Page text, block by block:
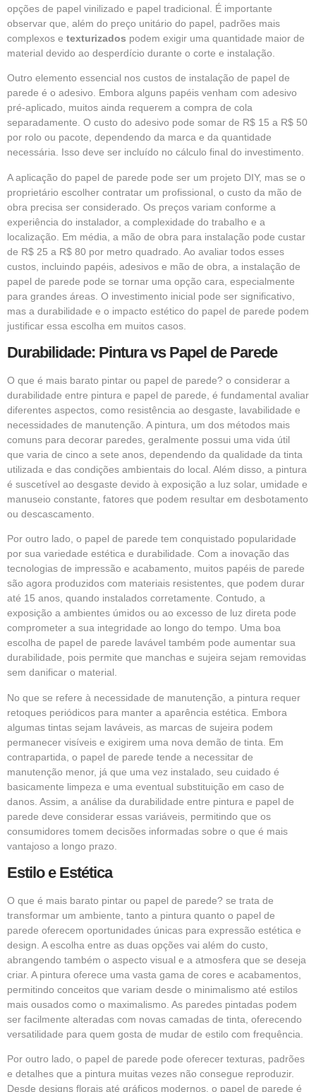
opções de papel vinilizado e papel tradicional. É importante
observar que, além do preço unitário do papel, padrões mais
complexos e texturizados podem exigir uma quantidade maior de
material devido ao desperdício durante o corte e instalação.
Outro elemento essencial nos custos de instalação de papel de
parede é o adesivo. Embora alguns papéis venham com adesivo
pré-aplicado, muitos ainda requerem a compra de cola
separadamente. O custo do adesivo pode somar de R$ 15 a R$ 50
por rolo ou pacote, dependendo da marca e da quantidade
necessária. Isso deve ser incluído no cálculo final do investimento.
A aplicação do papel de parede pode ser um projeto DIY, mas se o
proprietário escolher contratar um profissional, o custo da mão de
obra precisa ser considerado. Os preços variam conforme a
experiência do instalador, a complexidade do trabalho e a
localização. Em média, a mão de obra para instalação pode custar
de R$ 25 a R$ 80 por metro quadrado. Ao avaliar todos esses
custos, incluindo papéis, adesivos e mão de obra, a instalação de
papel de parede pode se tornar uma opção cara, especialmente
para grandes áreas. O investimento inicial pode ser significativo,
mas a durabilidade e o impacto estético do papel de parede podem
justificar essa escolha em muitos casos.
Durabilidade: Pintura vs Papel de Parede
O que é mais barato pintar ou papel de parede? o considerar a
durabilidade entre pintura e papel de parede, é fundamental avaliar
diferentes aspectos, como resistência ao desgaste, lavabilidade e
necessidades de manutenção. A pintura, um dos métodos mais
comuns para decorar paredes, geralmente possui uma vida útil
que varia de cinco a sete anos, dependendo da qualidade da tinta
utilizada e das condições ambientais do local. Além disso, a pintura
é suscetível ao desgaste devido à exposição a luz solar, umidade e
manuseio constante, fatores que podem resultar em desbotamento
ou descascamento.
Por outro lado, o papel de parede tem conquistado popularidade
por sua variedade estética e durabilidade. Com a inovação das
tecnologias de impressão e acabamento, muitos papéis de parede
são agora produzidos com materiais resistentes, que podem durar
até 15 anos, quando instalados corretamente. Contudo, a
exposição a ambientes úmidos ou ao excesso de luz direta pode
comprometer a sua integridade ao longo do tempo. Uma boa
escolha de papel de parede lavável também pode aumentar sua
durabilidade, pois permite que manchas e sujeira sejam removidas
sem danificar o material.
No que se refere à necessidade de manutenção, a pintura requer
retoques periódicos para manter a aparência estética. Embora
algumas tintas sejam laváveis, as marcas de sujeira podem
permanecer visíveis e exigirem uma nova demão de tinta. Em
contrapartida, o papel de parede tende a necessitar de
manutenção menor, já que uma vez instalado, seu cuidado é
basicamente limpeza e uma eventual substituição em caso de
danos. Assim, a análise da durabilidade entre pintura e papel de
parede deve considerar essas variáveis, permitindo que os
consumidores tomem decisões informadas sobre o que é mais
vantajoso a longo prazo.
Estilo e Estética
O que é mais barato pintar ou papel de parede? se trata de
transformar um ambiente, tanto a pintura quanto o papel de
parede oferecem oportunidades únicas para expressão estética e
design. A escolha entre as duas opções vai além do custo,
abrangendo também o aspecto visual e a atmosfera que se deseja
criar. A pintura oferece uma vasta gama de cores e acabamentos,
permitindo conceitos que variam desde o minimalismo até estilos
mais ousados como o maximalismo. As paredes pintadas podem
ser facilmente alteradas com novas camadas de tinta, oferecendo
versatilidade para quem gosta de mudar de estilo com frequência.
Por outro lado, o papel de parede pode oferecer texturas, padrões
e detalhes que a pintura muitas vezes não consegue reproduzir.
Desde designs florais até gráficos modernos, o papel de parede é